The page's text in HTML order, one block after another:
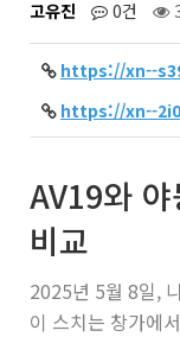
고유진 0건
https://xn--
https://xn--
AV19와
비교
2025년 5월 8일,
이 스치는 창가에